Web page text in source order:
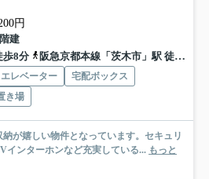
円
建
歩8分
阪急京都本線「茨木市」駅 徒歩17分
エレベーター
宅配ボックス
き場
が嬉しい物件となっています。セキュリ
インターホンなど充実している... もっと